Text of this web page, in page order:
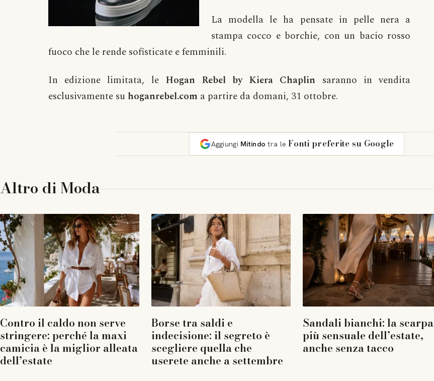
La modella le ha pensate in pelle nera a
stampa cocco e borchie, con un bacio rosso
fuoco che le rende sofisticate e femminili.
In edizione limitata, le Hogan Rebel by Kiera Chaplin saranno in vendita
esclusivamente su hoganrebel.com a partire da domani, 31 ottobre.
Aggiungi Mitindo tra le Fonti preferite su Google
Altro diModa
Contro il caldo non serve
stringere: perché la maxi
camicia è la miglior alleata
dell’estate
Borse tra saldi e
indecisione: il segreto è
scegliere quella che
userete anche a settembre
Sandali bianchi: la scarpa
più sensuale dell’estate,
anche senza tacco